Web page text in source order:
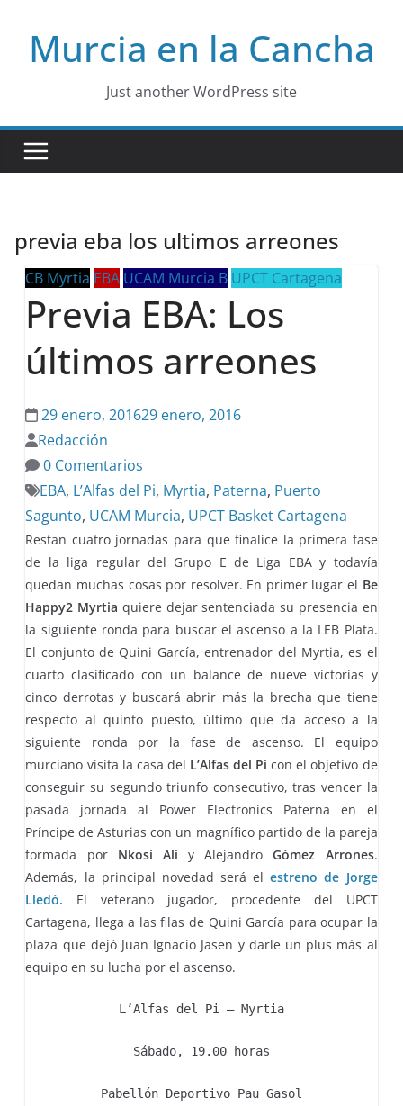
contentMurcia en la Cancha
Just another WordPress site
previa eba los ultimos arreones
CB Myrtia EBA UCAM Murcia B UPCT Cartagena
Previa EBA: Los
últimos arreones
29 enero, 201629 enero, 2016
Redacción
0 Comentarios
EBA, L’Alfas del Pi, Myrtia, Paterna, Puerto
Sagunto, UCAM Murcia, UPCT Basket Cartagena
Restan cuatro jornadas para que finalice la primera fase
de la liga regular del Grupo E de Liga EBA y todavía
quedan muchas cosas por resolver. En primer lugar el Be
Happy2 Myrtia quiere dejar sentenciada su presencia en
la siguiente ronda para buscar el ascenso a la LEB Plata.
El conjunto de Quini García, entrenador del Myrtia, es el
cuarto clasificado con un balance de nueve victorias y
cinco derrotas y buscará abrir más la brecha que tiene
respecto al quinto puesto, último que da acceso a la
siguiente ronda por la fase de ascenso. El equipo
murciano visita la casa del L’Alfas del Pi con el objetivo de
conseguir su segundo triunfo consecutivo, tras vencer la
pasada jornada al Power Electronics Paterna en el
Príncipe de Asturias con un magnífico partido de la pareja
formada por Nkosi Ali y AlejandroGómez Arrones.
Además, la principal novedad será elestreno de Jorge
Lledó. El veterano jugador, procedente del UPCT
Cartagena, llega a las filas de Quini García para ocupar la
plaza que dejó Juan Ignacio Jasen y darle un plus más al
equipo en su lucha por el ascenso.
L’Alfas del Pi – Myrtia
Sábado, 19.00 horas
Pabellón Deportivo Pau Gasol